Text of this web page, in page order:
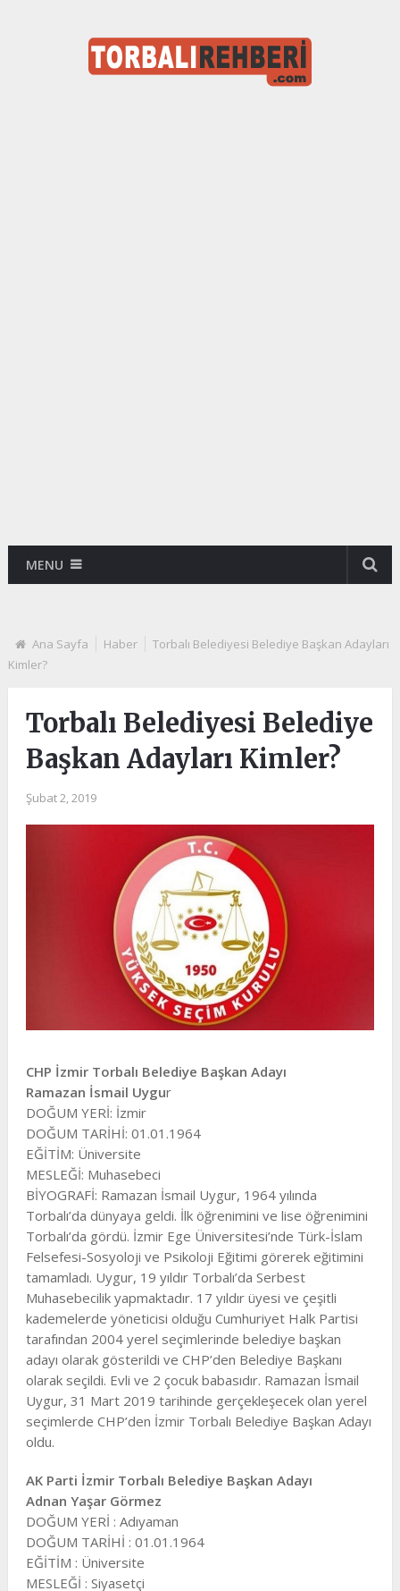
MENU
Ana Sayfa Haber
Torbalı Belediyesi Belediye Başkan Adayları
Kimler?
Torbalı Belediyesi Belediye
Başkan Adayları Kimler?
Şubat 2, 2019
CHP İzmir Torbalı Belediye Başkan Adayı
Ramazan İsmail Uygur
DOĞUM YERİ: İzmir
DOĞUM TARİHİ: 01.01.1964
EĞİTİM: Üniversite
MESLEĞİ: Muhasebeci
BİYOGRAFİ: Ramazan İsmail Uygur, 1964 yılında
Torbalı’da dünyaya geldi. İlk öğrenimini ve lise öğrenimini
Torbalı’da gördü. İzmir Ege Üniversitesi’nde Türk-İslam
Felsefesi-Sosyoloji ve Psikoloji Eğitimi görerek eğitimini
tamamladı. Uygur, 19 yıldır Torbalı’da Serbest
Muhasebecilik yapmaktadır. 17 yıldır üyesi ve çeşitli
kademelerde yöneticisi olduğu Cumhuriyet Halk Partisi
tarafından 2004 yerel seçimlerinde belediye başkan
adayı olarak gösterildi ve CHP’den Belediye Başkanı
olarak seçildi. Evli ve 2 çocuk babasıdır. Ramazan İsmail
Uygur, 31 Mart 2019 tarihinde gerçekleşecek olan yerel
seçimlerde CHP’den İzmir Torbalı Belediye Başkan Adayı
oldu.
AK Parti İzmir Torbalı Belediye Başkan Adayı
Adnan Yaşar Görmez
DOĞUM YERİ : Adıyaman
DOĞUM TARİHİ : 01.01.1964
EĞİTİM : Üniversite
MESLEĞİ : Siyasetçi